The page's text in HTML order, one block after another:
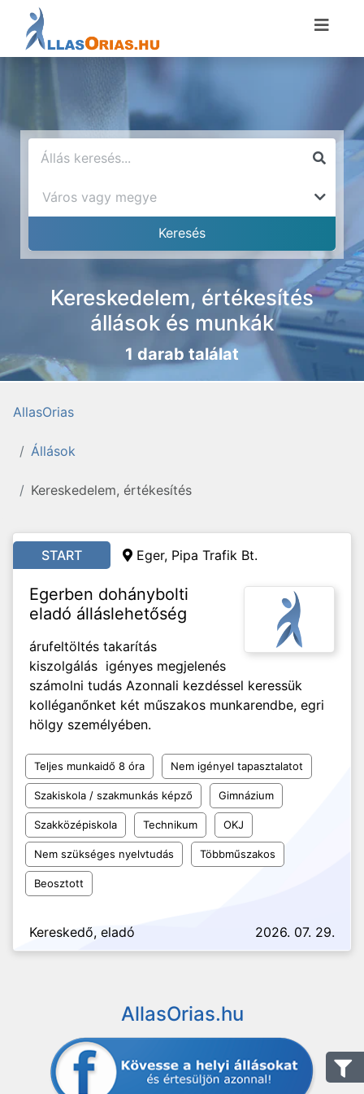
Kereskedelem, értékesítés
állások és munkák
1 darab találat
AllasOrias
Állások
Kereskedelem, értékesítés
START Eger, Pipa Trafik Bt.
Egerben dohánybolti
eladó álláslehetőség
árufeltöltés takarítás
kiszolgálás igényes megjelenés
számolni tudás Azonnali kezdéssel keressük
kolléganőnket két műszakos munkarendbe, egri
hölgy személyében.
Teljes munkaidő 8 óra Nem igényel tapasztalatot
Szakiskola / szakmunkás képző Gimnázium
Szakközépiskola Technikum OKJ
Nem szükséges nyelvtudás Többműszakos
Beosztott
Kereskedő, eladó 2026. 07. 29.
AllasOrias.hu